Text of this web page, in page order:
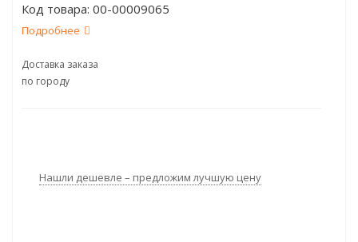
Код товара: 00-00009065
Подробнее
Доставка заказа
по городу
Нашли дешевле – предложим лучшую цену